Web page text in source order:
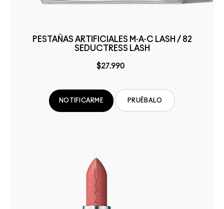
PESTAÑAS ARTIFICIALES M·A·C LASH / 82
SEDUCTRESS LASH
$27.990
NOTIFICARME PRUÉBALO